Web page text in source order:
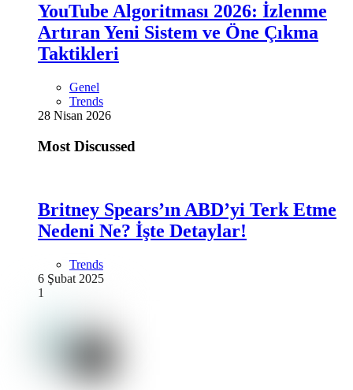
YouTube Algoritması 2026: İzlenme
Artıran Yeni Sistem ve Öne Çıkma
Taktikleri
Genel
Trends
28 Nisan 2026
Most Discussed
Britney Spears’ın ABD’yi Terk Etme
Nedeni Ne? İşte Detaylar!
Trends
6 Şubat 2025
1